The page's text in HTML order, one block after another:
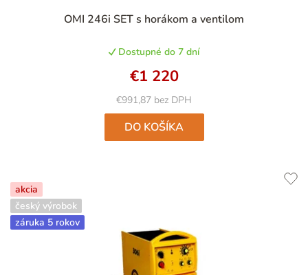
OMI 246i SET s horákom a ventilom
Dostupné do 7 dní
€991,87 bez DPH
€1 220
DO KOŠÍKA
akcia
český výrobok
záruka 5 rokov